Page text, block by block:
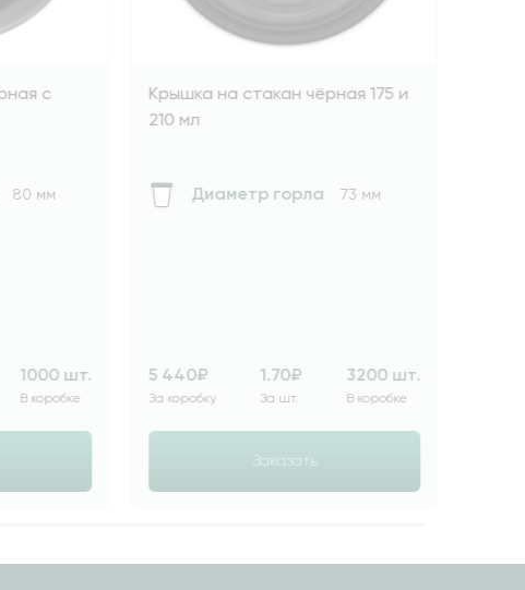
Крышка на стакан чёрная 175 и
Диаметр горла 73 мм
5 440₽
За коробку
1.70₽
За шт.
3200 шт.
В коробке
Крышка на
1 740₽
За коробку